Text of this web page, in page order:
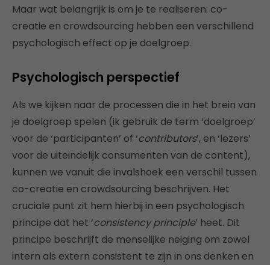
Maar wat belangrijk is om je te realiseren: co-
creatie en crowdsourcing hebben een verschillend
psychologisch effect op je doelgroep.
Psychologisch perspectief
Als we kijken naar de processen die in het brein van
je doelgroep spelen (ik gebruik de term ‘doelgroep’
voor de ‘participanten’ of ‘contributors’, en ‘lezers’
voor de uiteindelijk consumenten van de content),
kunnen we vanuit die invalshoek een verschil tussen
co-creatie en crowdsourcing beschrijven. Het
cruciale punt zit hem hierbij in een psychologisch
principe dat het ‘consistency principle’ heet. Dit
principe beschrijft de menselijke neiging om zowel
intern als extern consistent te zijn in ons denken en